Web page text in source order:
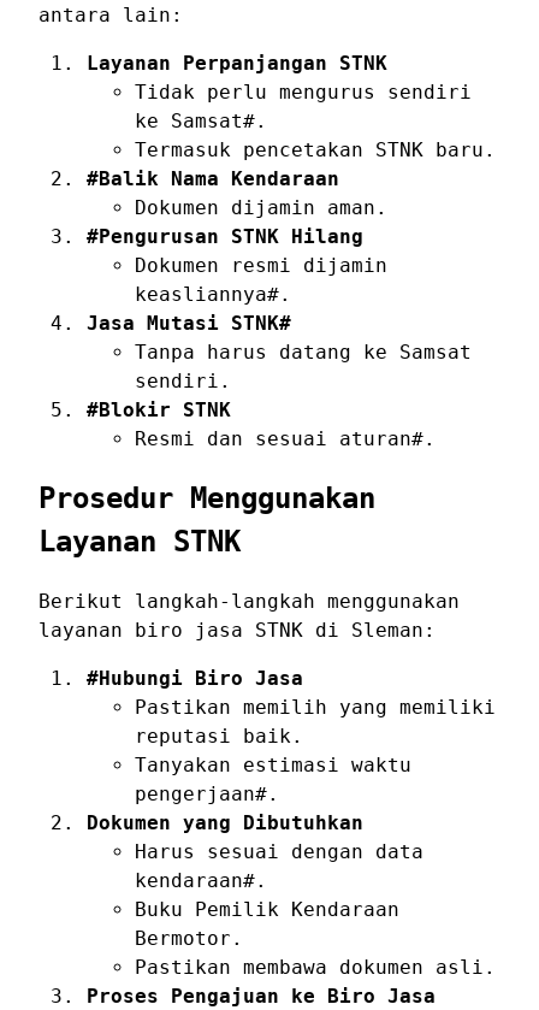
antara lain:
Layanan Perpanjangan STNK
Tidak perlu mengurus sendiri
ke Samsat#.
Termasuk pencetakan STNK baru.
#Balik Nama Kendaraan
Dokumen dijamin aman.
#Pengurusan STNK Hilang
Dokumen resmi dijamin
keasliannya#.
Jasa Mutasi STNK#
Tanpa harus datang ke Samsat
sendiri.
#Blokir STNK
Resmi dan sesuai aturan#.
Prosedur Menggunakan
Layanan STNK
Berikut langkah-langkah menggunakan
layanan biro jasa STNK di Sleman:
#Hubungi Biro Jasa
Pastikan memilih yang memiliki
reputasi baik.
Tanyakan estimasi waktu
pengerjaan#.
Dokumen yang Dibutuhkan
Harus sesuai dengan data
kendaraan#.
Buku Pemilik Kendaraan
Bermotor.
Pastikan membawa dokumen asli.
Proses Pengajuan ke Biro Jasa